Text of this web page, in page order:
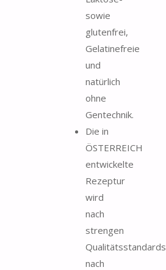
sowie
glutenfrei,
Gelatinefreie
und
natürlich
ohne
Gentechnik.
Die in
ÖSTERREICH
entwickelte
Rezeptur
wird
nach
strengen
Qualitätsstandards
nach